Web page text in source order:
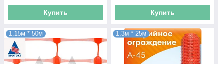
Купить Купить
1,15м * 50м 1,3м * 25м